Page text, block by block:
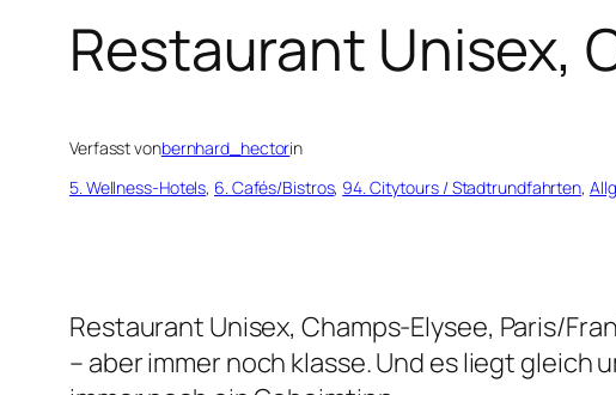
Restaurant Unisex,
Verfasst vonbernhard_hectorin
5. Wellness-Hotels, 6. Cafés/Bistros, 94. Citytours / Stadtrundfahrten,
Restaurant Unisex, Champs-Elysee, Paris/
– aber immer noch klasse. Und es liegt gleich